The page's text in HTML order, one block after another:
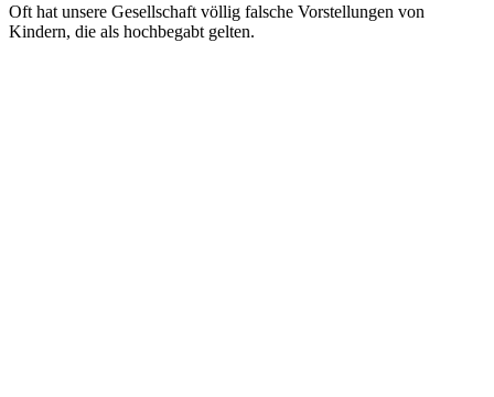
Oft hat unsere Gesellschaft völlig falsche Vorstellungen von
Kindern, die als hochbegabt gelten.